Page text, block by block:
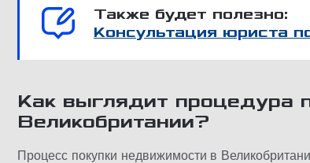
Также будет полезно:
Консультация юриста
Как выглядит процедура
Великобритании?
Процесс покупки недвижимости в